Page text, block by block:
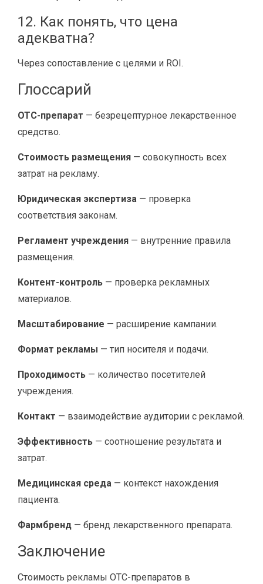
12. Как понять, что цена
адекватна?
Через сопоставление с целями и ROI.
Глоссарий
OTC-препарат — безрецептурное лекарственное
средство.
Стоимость размещения — совокупность всех
затрат на рекламу.
Юридическая экспертиза — проверка
соответствия законам.
Регламент учреждения — внутренние правила
размещения.
Контент-контроль — проверка рекламных
материалов.
Масштабирование — расширение кампании.
Формат рекламы — тип носителя и подачи.
Проходимость — количество посетителей
учреждения.
Контакт — взаимодействие аудитории с рекламой.
Эффективность — соотношение результата и
затрат.
Медицинская среда — контекст нахождения
пациента.
Фармбренд — бренд лекарственного препарата.
Заключение
Стоимость рекламы OTC-препаратов в